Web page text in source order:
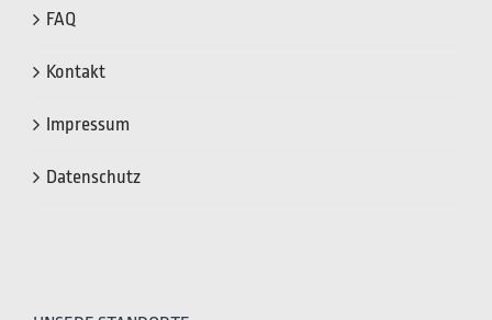
FAQ
Kontakt
Impressum
Datenschutz